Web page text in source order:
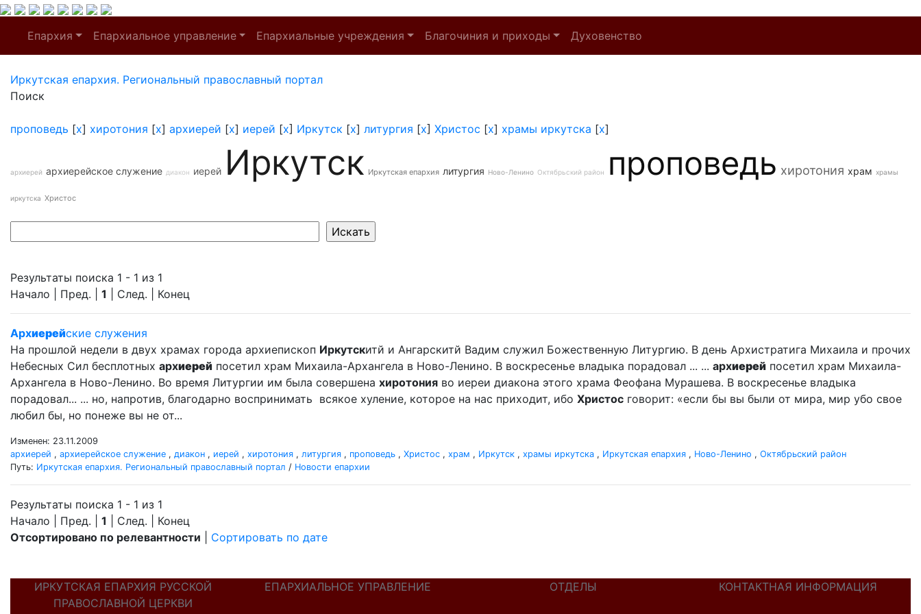
Епархия Епархиальное управление Епархиальные учреждения Благочиния и приходы Духовенство
Иркутская епархия. Региональный православный портал
Поиск
проповедь [x] хиротония [x] архиерей [x] иерей [x] Иркутск [x] литургия [x] Христос [x] храмы иркутска [x]
архиерей архиерейское служение диакон иерей Иркутск Иркутская епархия литургия Ново-Ленино Октябрьский район проповедь хиротония храм храмы
иркутска Христос
Результаты поиска 1 - 1 из 1
Начало | Пред. | 1 | След. | Конец
Архиерейские служения
На прошлой недели в двух храмах города архиепископ Иркутскитй и Ангарскитй Вадим служил Божественную Литургию. В день Архистратига Михаила и прочих
Небесных Сил бесплотных архиерей посетил храм Михаила-Архангела в Ново-Ленино. В воскресенье владыка порадовал ... ... архиерей посетил храм Михаила-
Архангела в Ново-Ленино. Во время Литургии им была совершена хиротония во иереи диакона этого храма Феофана Мурашева. В воскресенье владыка
порадовал... ... но, напротив, благодарно воспринимать всякое хуление, которое на нас приходит, ибо Христос говорит: «если бы вы были от мира, мир убо свое
любил бы, но понеже вы не от...
Изменен: 23.11.2009
архиерей , архиерейское служение , диакон , иерей , хиротония , литургия , проповедь , Христос , храм , Иркутск , храмы иркутска , Иркутская епархия , Ново-Ленино , Октябрьский район
Путь: Иркутская епархия. Региональный православный портал / Новости епархии
Результаты поиска 1 - 1 из 1
Начало | Пред. | 1 | След. | Конец
Отсортировано по релевантности
Сортировать по дате
ИРКУТСКАЯ ЕПАРХИЯ РУССКОЙ
ПРАВОСЛАВНОЙ ЦЕРКВИ
ЕПАРХИАЛЬНОЕ УПРАВЛЕНИЕ ОТДЕЛЫ КОНТАКТНАЯ ИНФОРМАЦИЯ